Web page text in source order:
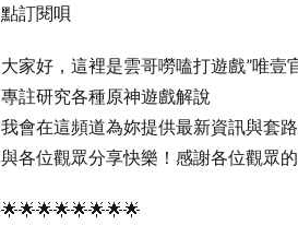
點訂閱唄
大家好，這裡是雲哥嘮嗑打遊戲”唯壹
專註研究各種原神遊戲解說
我會在這頻道為妳提供最新資訊與套路
與各位觀眾分享快樂！感謝各位觀眾的
🌟🌟🌟🌟🌟🌟🌟🌟